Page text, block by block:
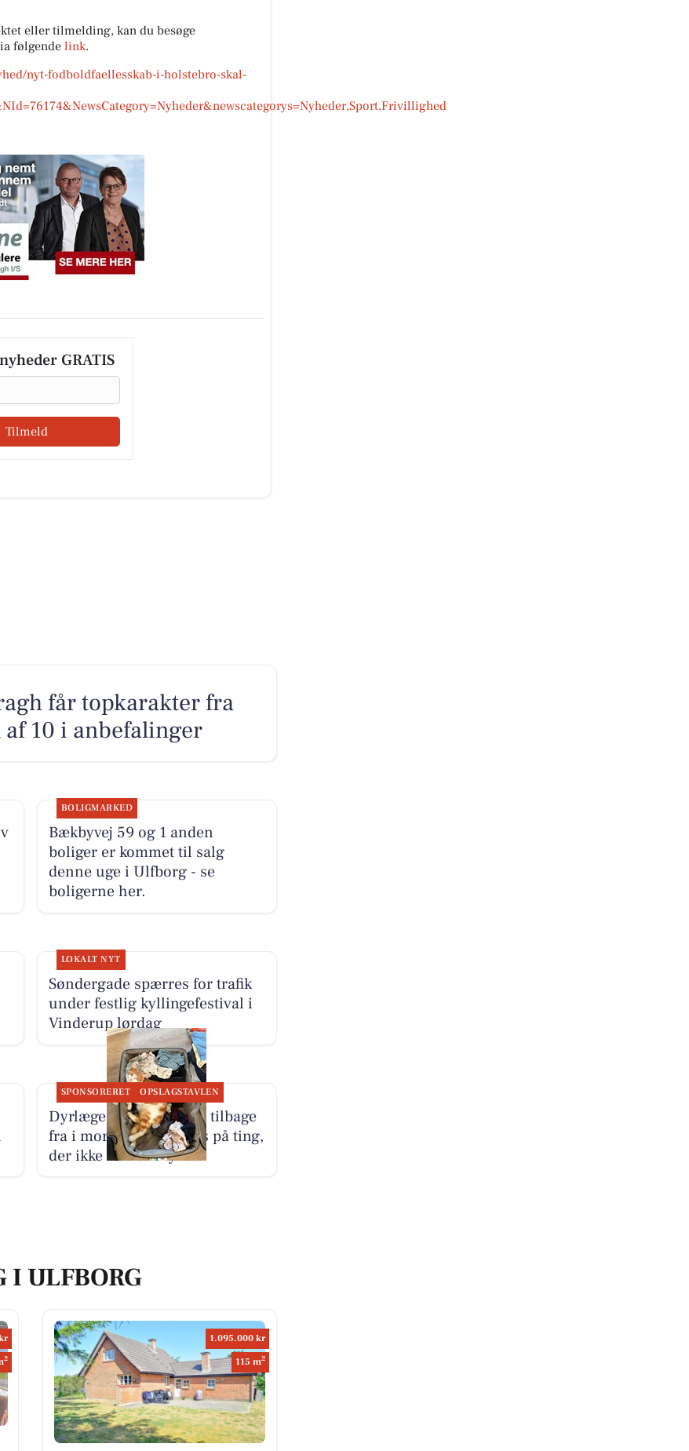
eller tilmelding, kan du besøge
følgendelink.
nyt-fodboldfaellesskab-i-holstebro-skal-
GRATIS
Tilmeld
får topkarakter fra
10 i anbefalinger
BOLIGMARKED
Bækbyvej 59 og 1 anden
boliger er kommet til salg
denne uge i Ulfborg - se
boligerne her.
LOKALT NYT
Søndergade spærres for trafik
under festlig kyllingefestival i
Vinderup lørdag
SPONSORERET OPSLAGSTAVLEN
Dyrlæge Center Vest er tilbage
fra i morgen med fokus på ting,
der ikke kan udskydes
I ULFBORG
2
1.095.000 kr
115 m2